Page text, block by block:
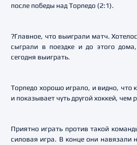
после победы над Торпедо (2:1).
?Главное, что выиграли матч.
сыграли в поездке и до этого
сегодня выиграть.
Торпедо хорошо играло, и видно, что
и показывает чуть другой хоккей, чем
Приятно играть против такой
силовая игра. В конце они навязали